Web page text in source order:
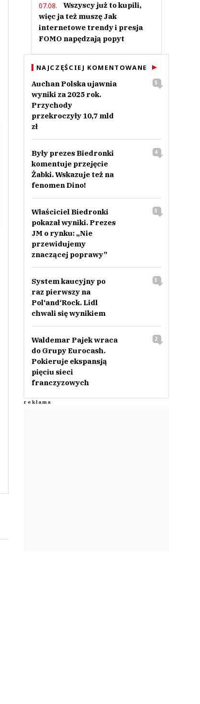
07.08.
Wszyscy już to kupili,
więc ja też muszę Jak
internetowe trendy i presja
FOMO napędzają popyt
NAJCZĘŚCIEJ KOMENTOWANE
Auchan Polska ujawnia
wyniki za 2025 rok.
Przychody
przekroczyły 10,7 mld
zł
5
Były prezes Biedronki
komentuje przejęcie
Żabki. Wskazuje też na
fenomen Dino!
4
Właściciel Biedronki
pokazał wyniki. Prezes
JM o rynku: „Nie
przewidujemy
znaczącej poprawy”
3
System kaucyjny po
raz pierwszy na
Pol‘and‘Rock. Lidl
chwali się wynikiem
3
Waldemar Pajek wraca
do Grupy Eurocash.
Pokieruje ekspansją
pięciu sieci
franczyzowych
2